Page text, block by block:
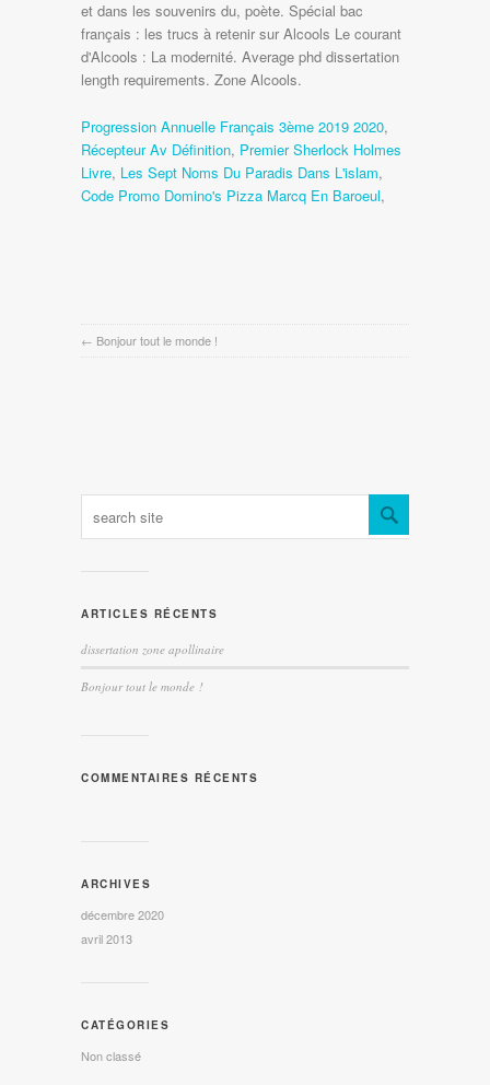
Progression Annuelle Français 3ème 2019 2020,
Récepteur Av Définition, Premier Sherlock Holmes
Livre, Les Sept Noms Du Paradis Dans L'islam,
Code Promo Domino's Pizza Marcq En Baroeul,
← Bonjour tout le monde !
ARTICLES RÉCENTS
dissertation zone apollinaire
Bonjour tout le monde !
COMMENTAIRES RÉCENTS
ARCHIVES
décembre 2020
avril 2013
CATÉGORIES
Non classé